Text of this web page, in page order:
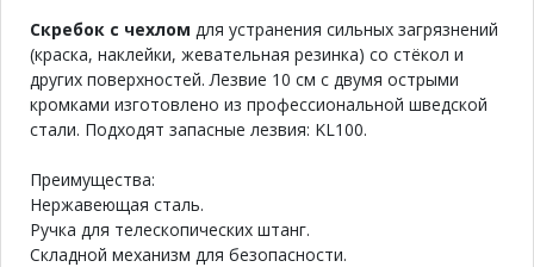
Скребок с чехлом для устранения сильных загрязнений
(краска, наклейки, жевательная резинка) со стёкол и
других поверхностей. Лезвие 10 см с двумя острыми
кромками изготовлено из профессиональной шведской
стали. Подходят запасные лезвия: KL100.
Преимущества:
Нержавеющая сталь.
Ручка для телескопических штанг.
Складной механизм для безопасности.